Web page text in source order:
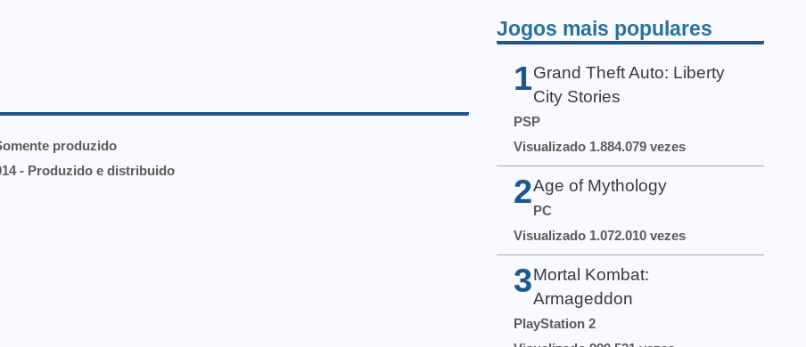
produzido
- Produzido e distribuido
Jogos mais populares
1 Grand Theft Auto: Liberty
City Stories
PSP
Visualizado 1.884.079 vezes
2Age of Mythology
PC
Visualizado 1.072.010 vezes
3 Mortal Kombat:
Armageddon
PlayStation 2